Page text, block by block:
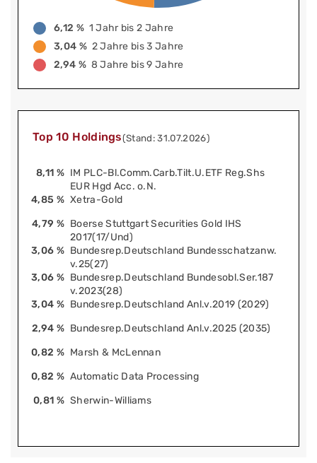
6,12 % 1 Jahr bis 2 Jahre
3,04 % 2 Jahre bis 3 Jahre
2,94 % 8 Jahre bis 9 Jahre
Top 10 Holdings(Stand: 31.07.2026)
8,11 % IM PLC-Bl.Comm.Carb.Tilt.U.ETF Reg.Shs
EUR Hgd Acc. o.N.
4,85 % Xetra-Gold
4,79 % Boerse Stuttgart Securities Gold IHS
2017(17/Und)
3,06 % Bundesrep.Deutschland Bundesschatzanw.
v.25(27)
3,06 % Bundesrep.Deutschland Bundesobl.Ser.187
v.2023(28)
3,04 % Bundesrep.Deutschland Anl.v.2019 (2029)
2,94 % Bundesrep.Deutschland Anl.v.2025 (2035)
0,82 % Marsh & McLennan
0,82 % Automatic Data Processing
0,81 % Sherwin-Williams